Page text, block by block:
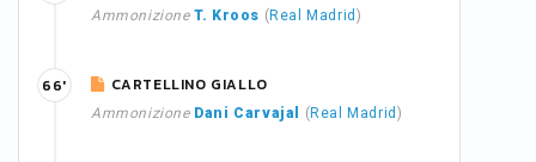
Ammonizione T. Kroos ( Real Madrid )
CARTELLINO GIALLO
Ammonizione Dani Carvajal ( Real Madrid )
66'